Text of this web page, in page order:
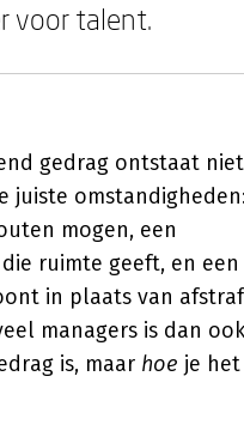
voor talent.
gedrag ontstaat
juiste
mogen, een
ruimte geeft, en
in plaats van
managers is dan
is, maar hoe je